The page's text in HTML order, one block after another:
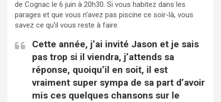
de Cognac le 6 juin à 20h30. Si vous habitez dans les
parages et que vous n’avez pas piscine ce soir-là, vous
savez ce qu’il vous reste à faire.
Cette année, j’ai invité Jason et je sais
pas trop si il viendra, j’attends sa
réponse, quoiqu’il en soit, il est
vraiment super sympa de sa part d’avoir
mis ces quelques chansons sur le